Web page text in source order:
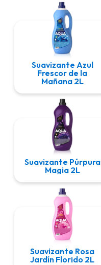
Suavizante Azul
Frescor de la
Mañana 2L
Suavizante Púrpura
Magia 2L
Suavizante Rosa
Jardín Florido 2L